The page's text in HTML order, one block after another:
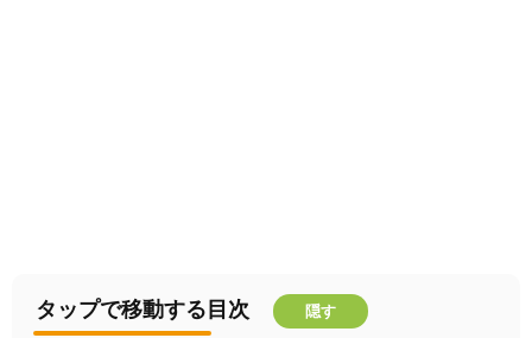
タップで移動する目次 隠す